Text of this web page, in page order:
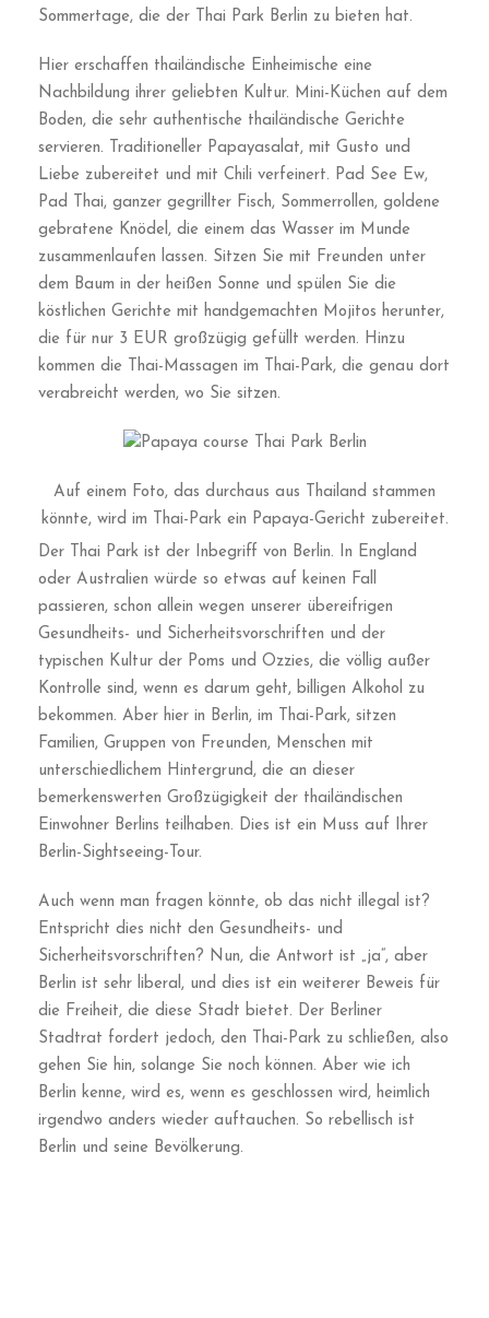
Sommertage, die der Thai Park Berlin zu bieten hat.
Hier erschaffen thailändische Einheimische eine
Nachbildung ihrer geliebten Kultur. Mini-Küchen auf dem
Boden, die sehr authentische thailändische Gerichte
servieren. Traditioneller Papayasalat, mit Gusto und
Liebe zubereitet und mit Chili verfeinert. Pad See Ew,
Pad Thai, ganzer gegrillter Fisch, Sommerrollen, goldene
gebratene Knödel, die einem das Wasser im Munde
zusammenlaufen lassen. Sitzen Sie mit Freunden unter
dem Baum in der heißen Sonne und spülen Sie die
köstlichen Gerichte mit handgemachten Mojitos herunter,
die für nur 3 EUR großzügig gefüllt werden. Hinzu
kommen die Thai-Massagen im Thai-Park, die genau dort
verabreicht werden, wo Sie sitzen.
Auf einem Foto, das durchaus aus Thailand stammen
könnte, wird im Thai-Park ein Papaya-Gericht zubereitet.
Der Thai Park ist der Inbegriff von Berlin. In England
oder Australien würde so etwas auf keinen Fall
passieren, schon allein wegen unserer übereifrigen
Gesundheits- und Sicherheitsvorschriften und der
typischen Kultur der Poms und Ozzies, die völlig außer
Kontrolle sind, wenn es darum geht, billigen Alkohol zu
bekommen. Aber hier in Berlin, im Thai-Park, sitzen
Familien, Gruppen von Freunden, Menschen mit
unterschiedlichem Hintergrund, die an dieser
bemerkenswerten Großzügigkeit der thailändischen
Einwohner Berlins teilhaben. Dies ist ein Muss auf Ihrer
Berlin-Sightseeing-Tour.
Auch wenn man fragen könnte, ob das nicht illegal ist?
Entspricht dies nicht den Gesundheits- und
Sicherheitsvorschriften? Nun, die Antwort ist „ja“, aber
Berlin ist sehr liberal, und dies ist ein weiterer Beweis für
die Freiheit, die diese Stadt bietet. Der Berliner
Stadtrat fordert jedoch, den Thai-Park zu schließen, also
gehen Sie hin, solange Sie noch können. Aber wie ich
Berlin kenne, wird es, wenn es geschlossen wird, heimlich
irgendwo anders wieder auftauchen. So rebellisch ist
Berlin und seine Bevölkerung.